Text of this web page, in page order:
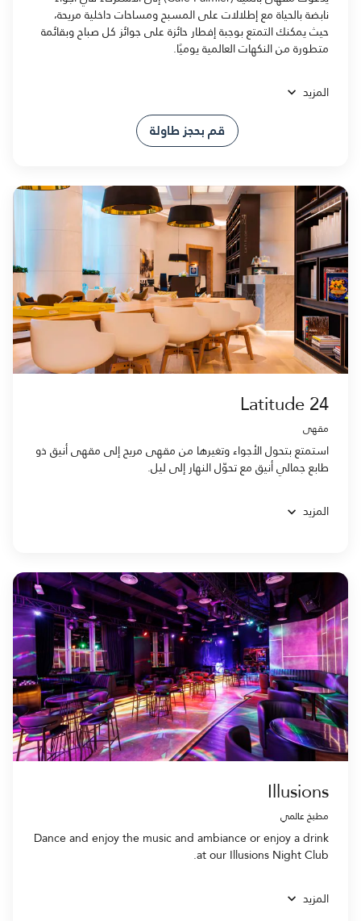
نابضة بالحياة مع إطلالات على المسبح ومساحات داخلية مريحة،
حيث يمكنك التمتع بوجبة إفطار حائزة على جوائز كل صباح وبقائمة
متطورة من النكهات العالمية يوميًا.
المزيد
قم بحجز طاولة
Latitude 24
مقهى
استمتع بتحول الأجواء وتغيرها من مقهى مريح إلى مقهى أنيق ذو
طابع جمالي أنيق مع تحوّل النهار إلى ليل.
المزيد
Illusions
مطبخ عالمي
Dance and enjoy the music and ambiance or enjoy a drink
at our Illusions Night Club.
المزيد